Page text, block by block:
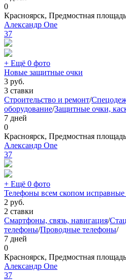
0
Красноярск, Предмостная площадь
Александр One
37
+ Ещё 0 фото
Новые защитные очки
3 руб.
3 ставки
Строительство и ремонт/
оборудование/Защитные очки,
7 дней
0
Красноярск, Предмостная площадь
Александр One
37
+ Ещё 0 фото
Телефоны всем скопом
2 руб.
2 ставки
Смартфоны, связь, навигация/
телефоны/Проводные телефоны/
7 дней
0
Красноярск, Предмостная площадь
Александр One
37